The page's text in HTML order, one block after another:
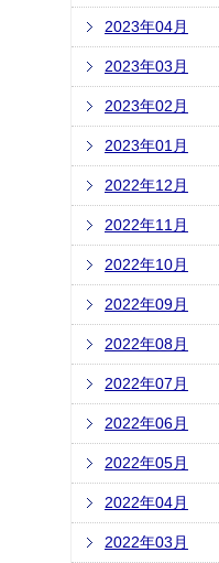
2023年04月
2023年03月
2023年02月
2023年01月
2022年12月
2022年11月
2022年10月
2022年09月
2022年08月
2022年07月
2022年06月
2022年05月
2022年04月
2022年03月